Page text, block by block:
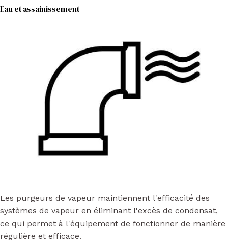
Eau et assainissement
Les purgeurs de vapeur maintiennent l'efficacité des
systèmes de vapeur en éliminant l'excès de condensat,
ce qui permet à l'équipement de fonctionner de manière
régulière et efficace.